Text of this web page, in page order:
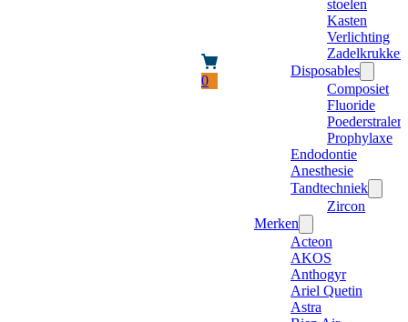
0
stoelen
Kasten
Verlichting
Zadelkrukken
Disposables
Composiet
Fluoride
Poederstraler
Prophylaxe
Endodontie
Anesthesie
Tandtechniek
Zircon
Merken
Acteon
AKOS
Anthogyr
Ariel Quetin
Astra